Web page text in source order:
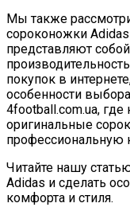
Мы также
сороконожки
представляют
покупок в
особенности
4football.com.ua,
оригинальные
профессиональную
Читайте нашу
Adidas и сделать
комфорта и стиля.